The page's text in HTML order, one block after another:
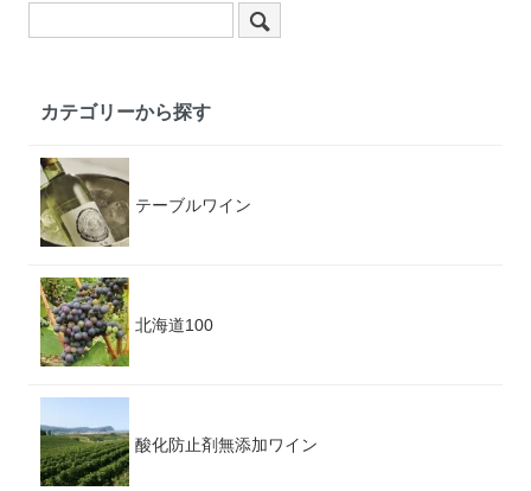
カテゴリーから探す
テーブルワイン
北海道100
酸化防止剤無添加ワイン